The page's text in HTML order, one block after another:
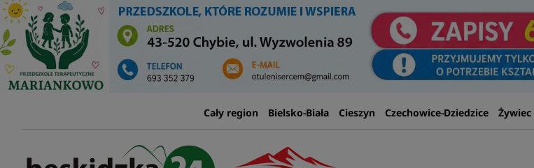
Przejdź
do
treści
Cały region Bielsko-Biała Cieszyn Czechowice-Dziedzice Żywiec